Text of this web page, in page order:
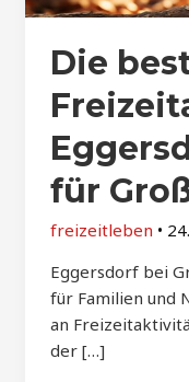
Die
für
freizeitleben •
Eggersdorf bei
für Familien und
an
der […]